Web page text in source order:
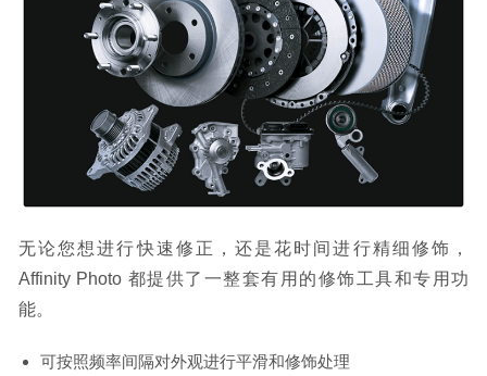
无论您想进行快速修正，还是花时间进行精细修饰，
Affinity Photo 都提供了一整套有用的修饰工具和专用功
能。
可按照频率间隔对外观进行平滑和修饰处理